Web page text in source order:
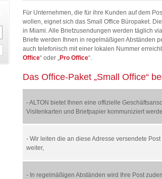
Für Unternehmen, die für ihre Kunden auf dem
wollen, eignet sich das Small Office Büropaket.
in Miami. Alle Briefzusendungen werden täglich
Briefe werden Ihnen in regelmäßigen Abständen
auch telefonisch mit einer lokalen Nummer
Office“ oder „Pro Office“.
Das Office-Paket „Small Office“
- ALTON bietet Ihnen eine offizielle
Visitenkarten und Briefpapier kommuniziert
- Wir leiten die an diese Adresse versendete
weiter,
- In regelmäßigen Abständen wird Ihre Post